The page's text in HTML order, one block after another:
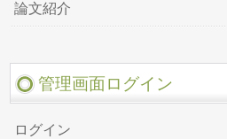
論文紹介
管理画面ログイン
ログイン